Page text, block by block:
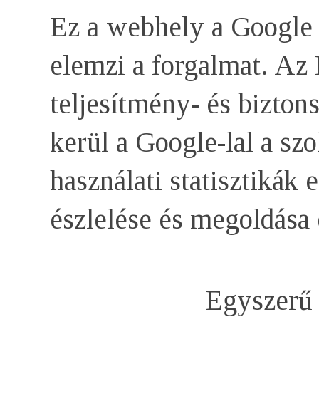
Ez a webhely a
elemzi a forgalmat. Az
teljesítmény- és
kerül a Google-lal a
használati statisztikák
észlelése és